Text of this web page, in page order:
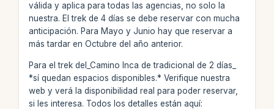
válida y aplica para todas las agencias, no solo la
nuestra. El trek de 4 días se debe reservar con mucha
anticipación. Para Mayo y Junio hay que reservar a
más tardar en Octubre del año anterior.
Para el trek del_Camino Inca de tradicional de 2 días_
*sí quedan espacios disponibles.* Verifique nuestra
web y verá la disponibilidad real para poder reservar,
si les interesa. Todos los detalles están aquí: